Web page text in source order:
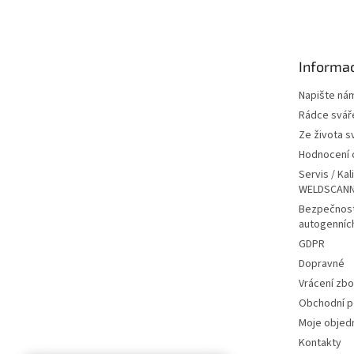
Napište
Rádce
Ze života
Hodnocení
Servis /
GDPR
Dopravné
Vrácení
Obchodní
Moje
Kontakty